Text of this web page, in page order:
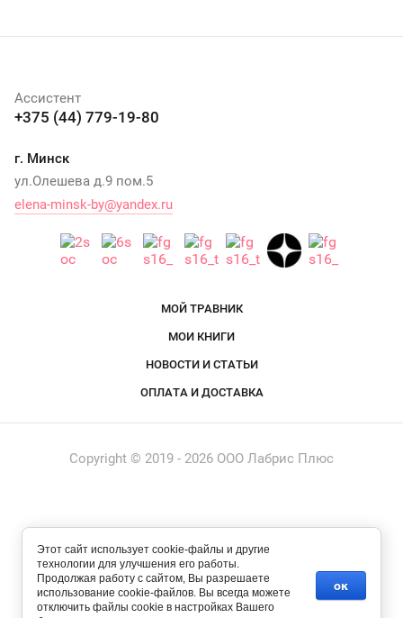
Ассистент
+375 (44) 779-19-80
г. Минск
ул.Олешева д.9 пом.5
elena-minsk-by@yandex.ru
МОЙ ТРАВНИК
МОИ КНИГИ
НОВОСТИ И СТАТЬИ
ОПЛАТА И ДОСТАВКА
Copyright © 2019 - 2026 ООО Лабрис Плюс
Разработка сайта - Megagroup.by
Этот сайт использует cookie-файлы и другие
технологии для улучшения его работы.
Продолжая работу с сайтом, Вы разрешаете
использование cookie-файлов. Вы всегда можете
отключить файлы cookie в настройках Вашего
ок